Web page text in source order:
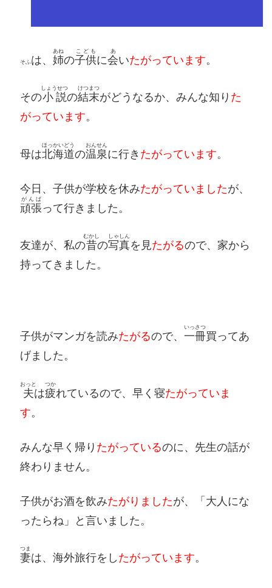
そふは、姉
あね
の子供
こども
に会
あ
いたがっています。
その小説
しょうせつ
の結末
けつまつ
がどうなるか、みんな知り た
がっています。
母は北海道
ほっかいどう
の温泉
おんせん
に行き たがっています。
今日、子供が学校を休みたがっていましたが、
頑張
がんば
って行きました。
友達が、私の昔
むかし
の写真
しゃしん
を見たがるので、家から
持ってきました。
子供がマンガを読みたがるので、一冊
いっさつ
買ってあ
げました。
夫
おっと
は疲
つか
れているので、早く寝たがっていま
す。
みんな早く帰り たがっているのに、先生の話が
終わりません。
子供がお酒を飲みたがりましたが、「大人にな
ったらね」と言いました。
妻
つま
は、海外旅行をし たがっています。